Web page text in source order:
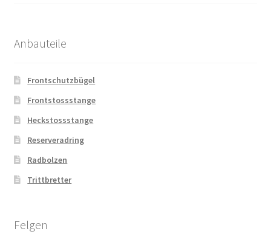
Anbauteile
Frontschutzbügel
Frontstossstange
Heckstossstange
Reserveradring
Radbolzen
Trittbretter
Felgen